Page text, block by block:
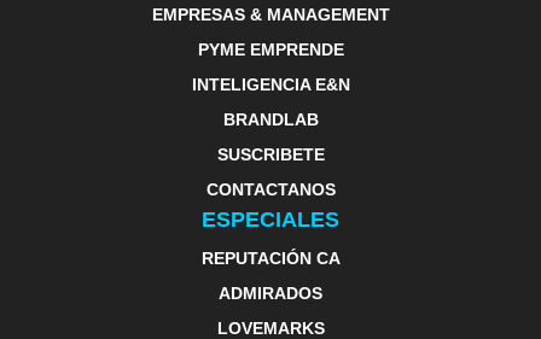
EMPRESAS & MANAGEMENT
PYME EMPRENDE
INTELIGENCIA E&N
BRANDLAB
SUSCRIBETE
CONTACTANOS
ESPECIALES
REPUTACIÓN CA
ADMIRADOS
LOVEMARKS